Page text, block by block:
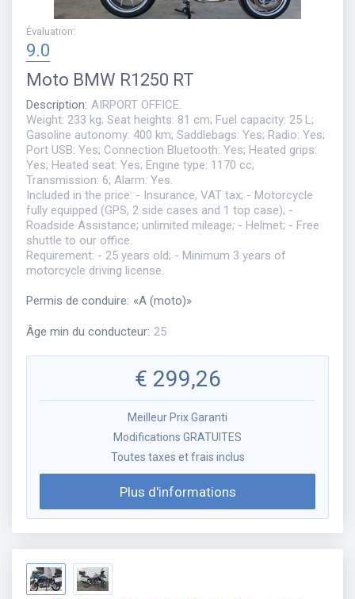
Évaluation:
9.0
Moto BMW R1250 RT
Description: AIRPORT OFFICE.
Weight: 233 kg; Seat heights: 81 cm; Fuel capacity: 25 L;
Gasoline autonomy: 400 km; Saddlebags: Yes; Radio: Yes;
Port USB: Yes; Connection Bluetooth: Yes; Heated grips:
Yes; Heated seat: Yes; Engine type: 1170 cc;
Transmission: 6; Alarm: Yes.
Included in the price: - Insurance, VAT tax; - Motorcycle
fully equipped (GPS, 2 side cases and 1 top case); -
Roadside Assistance; unlimited mileage; - Helmet; - Free
shuttle to our office.
Requirement: - 25 years old; - Minimum 3 years of
motorcycle driving license.
Permis de conduire: «A (moto)»
Âge min du conducteur: 25
€ 299,26
Meilleur Prix Garanti
Modifications GRATUITES
Toutes taxes et frais inclus
Plus d'informations